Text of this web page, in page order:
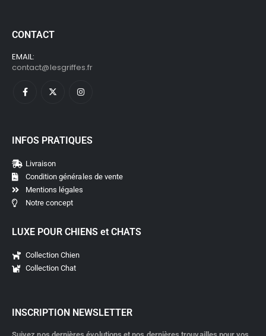
CONTACT
EMAIL:
contact@lesgriffes.fr
INFOS PRATIQUES
Livraison
Condition générales de vente
Mentions légales
Notre concept
LUXE POUR CHIENS et CHATS
Collection Chien
Collection Chat
INSCRIPTION NEWSLETTER